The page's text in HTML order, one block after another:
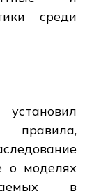
среди
о моделях
в